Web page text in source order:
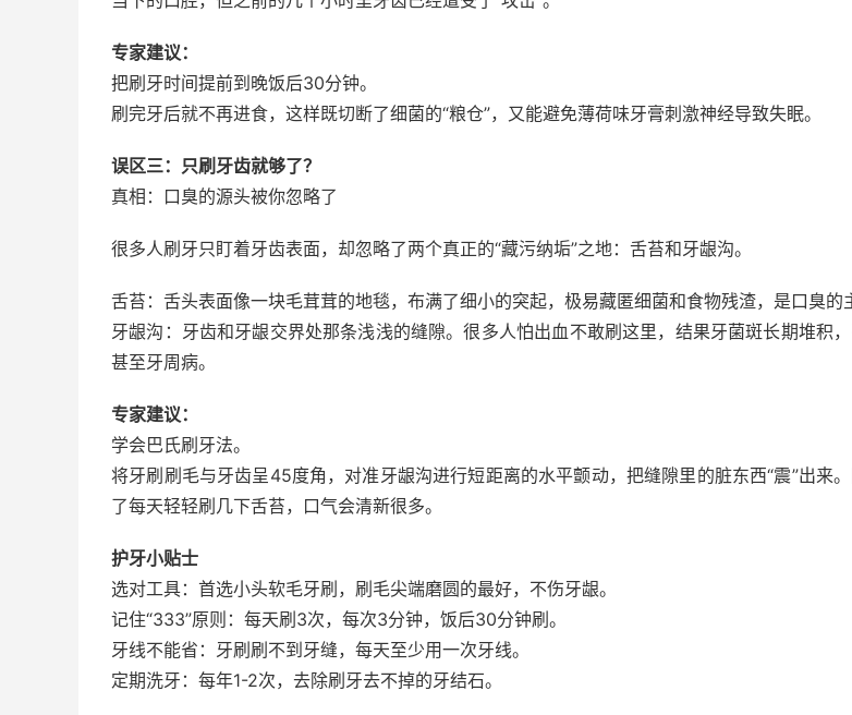
专家建议：
把刷牙时间提前到晚饭后30分钟。
刷完牙后就不再进食，这样既切断了细菌的“粮仓”，又能避免薄荷味牙膏刺激神经导致失眠。
误区三：只刷牙齿就够了？
真相：口臭的源头被你忽略了
很多人刷牙只盯着牙齿表面，却忽略了两个真正的“藏污纳垢”之地：舌苔和牙龈沟。
舌苔：舌头表面像一块毛茸茸的地毯，布满了细小的突起，极易藏匿细菌和食物残渣，是口臭的
牙龈沟：牙齿和牙龈交界处那条浅浅的缝隙。很多人怕出血不敢刷这里，结果牙菌斑长期堆积
甚至牙周病。
专家建议：
学会巴氏刷牙法。
将牙刷刷毛与牙齿呈45度角，对准牙龈沟进行短距离的水平颤动，把缝隙里的脏东西“震”出来
了每天轻轻刷几下舌苔，口气会清新很多。
护牙小贴士
选对工具：首选小头软毛牙刷，刷毛尖端磨圆的最好，不伤牙龈。
记住“333”原则：每天刷3次，每次3分钟，饭后30分钟刷。
牙线不能省：牙刷刷不到牙缝，每天至少用一次牙线。
定期洗牙：每年1-2次，去除刷牙去不掉的牙结石。